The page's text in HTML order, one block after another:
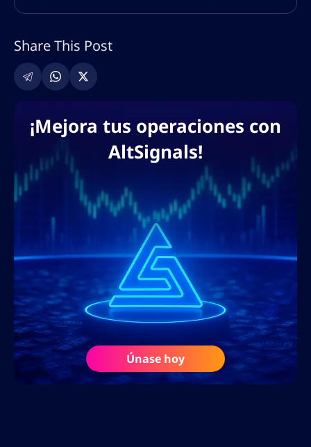
genera tráfico y educa a las audiencias. Su
complejos y hacerlos accesibles para un
público amplio.
Share This Post
¡Mejora tus operaciones con
AltSignals!
Únase hoy